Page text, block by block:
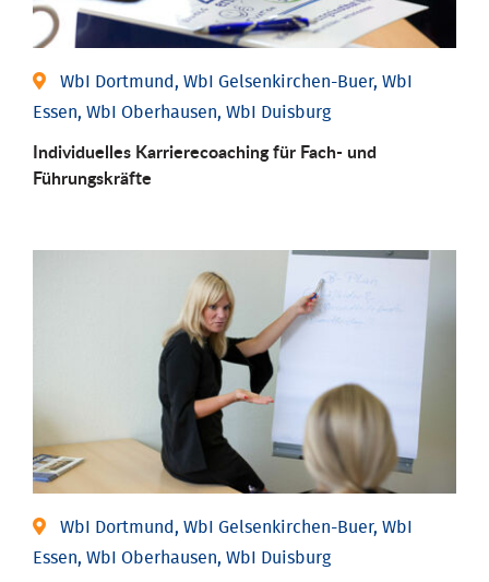
WbI Dortmund, WbI Gelsenkirchen-Buer, WbI
Essen, WbI Oberhausen, WbI Duisburg
Individu­elles Karrierecoaching für Fach-­ und
Führungs­kräfte
WbI Dortmund, WbI Gelsenkirchen-Buer, WbI
Essen, WbI Oberhausen, WbI Duisburg